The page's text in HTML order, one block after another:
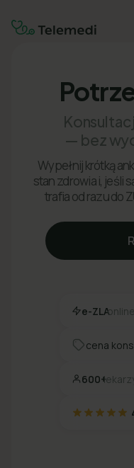
— bez
Wypełnij krótką
stan zdrowia i, jeśli
trafia od razu do
e-ZLAonline
cena
600+